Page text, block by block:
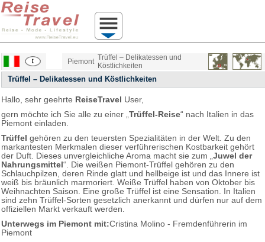
Piemont Trüffel – Delikatessen und
Köstlichkeiten
Trüffel – Delikatessen und Köstlichkeiten
Hallo, sehr geehrte ReiseTravel User,
gern möchte ich Sie alle zu einer „ Trüffel-Reise“ nach Italien in das
Piemont einladen.
Trüffel gehören zu den teuersten Spezialitäten in der Welt. Zu den
markantesten Merkmalen dieser verführerischen Kostbarkeit gehört
der Duft. Dieses unvergleichliche Aroma macht sie zum „ Juwel der
Nahrungsmittel“. Die weißen Piemont-Trüffel gehören zu den
Schlauchpilzen, deren Rinde glatt und hellbeige ist und das Innere ist
weiß bis bräunlich marmoriert. Weiße Trüffel haben von Oktober bis
Weihnachten Saison. Eine große Trüffel ist eine Sensation. In Italien
sind zehn Trüffel-Sorten gesetzlich anerkannt und dürfen nur auf dem
offiziellen Markt verkauft werden.
Unterwegs im Piemont mit:Cristina Molino - Fremdenführerin im
Piemont